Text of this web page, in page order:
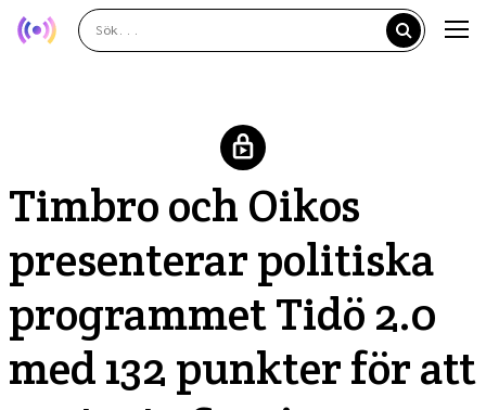
Timbro och Oikos
presenterar politiska
programmet Tidö 2.0
med 132 punkter för att